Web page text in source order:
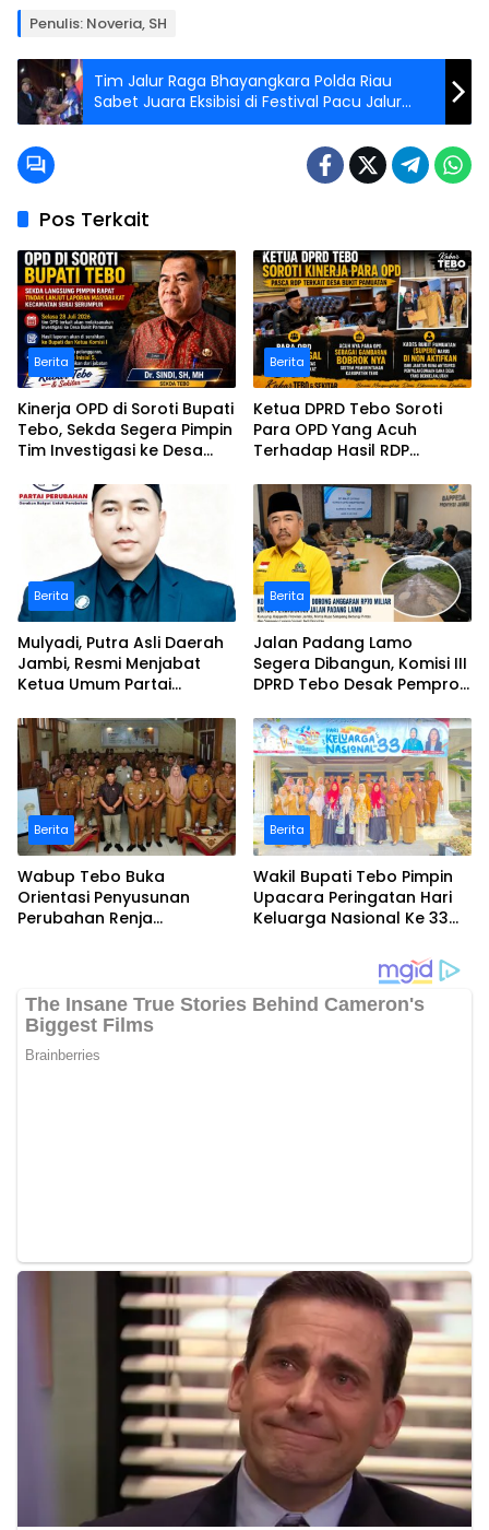
Penulis: Noveria, SH
Tim Jalur Raga Bhayangkara Polda Riau
Sabet Juara Eksibisi di Festival Pacu Jalur
Nasional 2025
Pos Terkait
Berita
Kinerja OPD di Soroti Bupati
Tebo, Sekda Segera Pimpin
Tim Investigasi ke Desa
serumpun
Berita
Ketua DPRD Tebo Soroti
Para OPD Yang Acuh
Terhadap Hasil RDP
Pamuatan
Berita
Mulyadi, Putra Asli Daerah
Jambi, Resmi Menjabat
Ketua Umum Partai
Perwakilan ASEAN Partai
Perubahan di Malaysia
Berita
Jalan Padang Lamo
Segera Dibangun, Komisi III
DPRD Tebo Desak Pemprov
Anggaran Rp70 Miliar
Berita
Wabup Tebo Buka
Orientasi Penyusunan
Perubahan Renja
Berita
Wakil Bupati Tebo Pimpin
Upacara Peringatan Hari
Keluarga Nasional Ke 33